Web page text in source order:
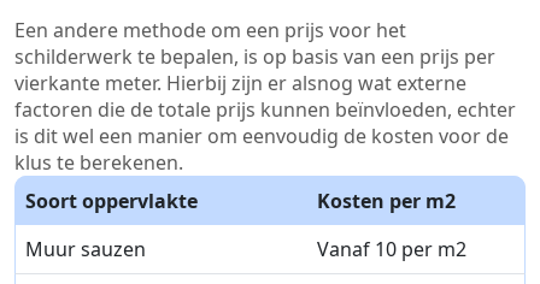
Een andere methode om een prijs voor het
schilderwerk te bepalen, is op basis van een prijs per
vierkante meter. Hierbij zijn er alsnog wat externe
factoren die de totale prijs kunnen beïnvloeden, echter
is dit wel een manier om eenvoudig de kosten voor de
klus te berekenen.
Soort oppervlakte
Kosten per m2
Muur sauzen
Vanaf 10 per m2